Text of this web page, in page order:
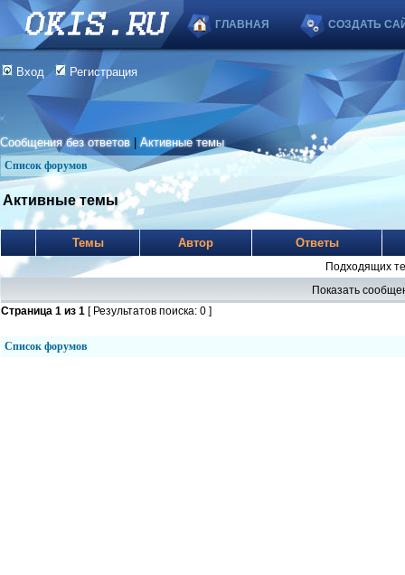
ГЛАВНАЯ СОЗДАТЬ
Вход Регистрация
Сообщения без ответов |Активные темы
Список форумов
Активные темы
Темы Автор Ответы
Подходящих
Показать
Страница 1 из 1 [ Результатов поиска: 0 ]
Список форумов